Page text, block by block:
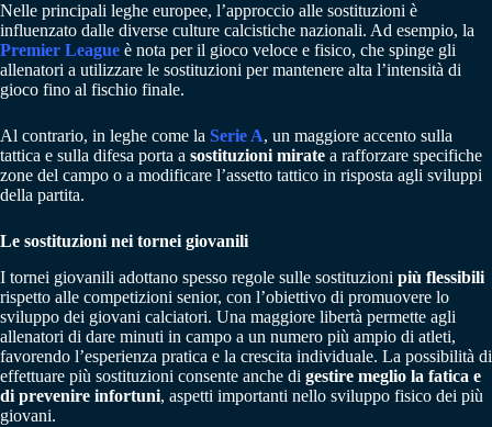
Nelle principali leghe europee, l’approccio alle sostituzioni è
influenzato dalle diverse culture calcistiche nazionali. Ad esempio, la
Premier League è nota per il gioco veloce e fisico, che spinge gli
allenatori a utilizzare le sostituzioni per mantenere alta l’intensità di
gioco fino al fischio finale.
Al contrario, in leghe come la Serie A, un maggiore accento sulla
tattica e sulla difesa porta a sostituzioni mirate a rafforzare specifiche
zone del campo o a modificare l’assetto tattico in risposta agli sviluppi
della partita.
Le sostituzioni nei tornei giovanili
I tornei giovanili adottano spesso regole sulle sostituzioni più flessibili
rispetto alle competizioni senior, con l’obiettivo di promuovere lo
sviluppo dei giovani calciatori. Una maggiore libertà permette agli
allenatori di dare minuti in campo a un numero più ampio di atleti,
favorendo l’esperienza pratica e la crescita individuale. La possibilità di
effettuare più sostituzioni consente anche di gestire meglio la fatica e
di prevenire infortuni, aspetti importanti nello sviluppo fisico dei più
giovani.